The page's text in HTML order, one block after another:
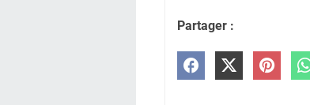
Partager :